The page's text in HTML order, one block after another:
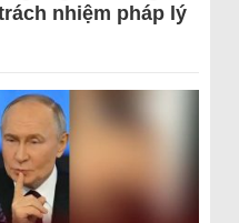
nhiệm pháp lý